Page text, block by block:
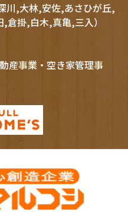
川,大林,安佐,あさひが丘,
掛,白木,真亀,三入）
産事業・空き家管理事